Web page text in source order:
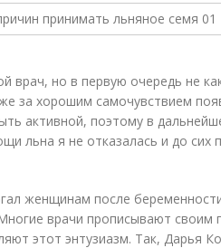
врач, но в первую очередь не
за хорошим самочувствием
активной, поэтому в
льна я не отказалась и до сих
женщинам после
врачи прописывают своим
этот энтузиазм. Так, Дарья